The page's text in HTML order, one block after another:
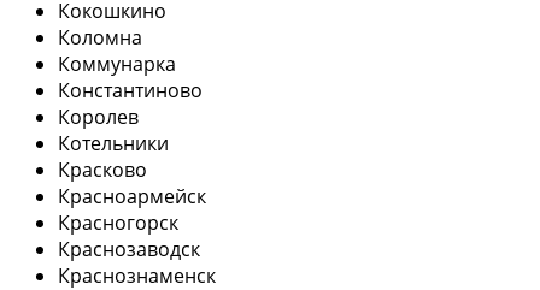
Кокошкино
Коломна
Коммунарка
Константиново
Королев
Котельники
Красково
Красноармейск
Красногорск
Краснозаводск
Краснознаменск